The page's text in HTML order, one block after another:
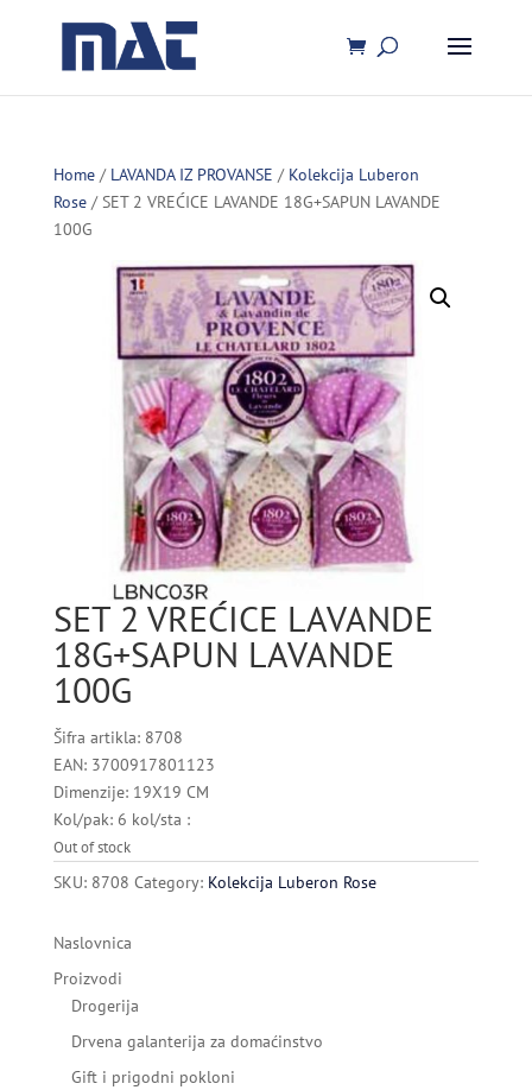
Home/ LAVANDA IZ PROVANSE / Kolekcija Luberon
Rose/ SET 2 VREĆICE LAVANDE 18G+SAPUN LAVANDE
100G
SET 2 VREĆICE LAVANDE
18G+SAPUN LAVANDE
100G
Šifra artikla: 8708
EAN: 3700917801123
Dimenzije: 19X19 CM
Kol/pak: 6 kol/sta :
Out of stock
SKU: 8708 Category: Kolekcija Luberon Rose
Naslovnica
Proizvodi
Drogerija
Drvena galanterija za domaćinstvo
Gift i prigodni pokloni